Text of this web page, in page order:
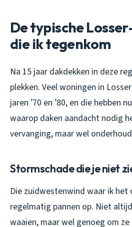
De typische
die ik tegenkom
Na 15 jaar dakdekken in deze
plekken. Veel woningen in
jaren ’70 en ’80, en die hebben
waarop daken aandacht nodig
vervanging, maar wel
Stormschade die je niet
Die zuidwestenwind waar ik het
regelmatig pannen op. Niet
waaien, maar wel genoeg om